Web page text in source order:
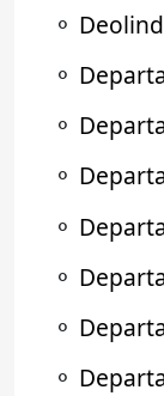
⚬
⚬
⚬
⚬
⚬
⚬
⚬
⚬